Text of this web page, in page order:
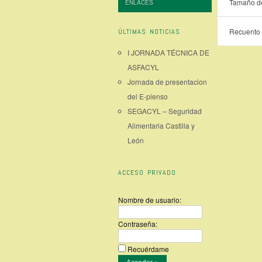
ENLACES
ÚLTIMAS NOTICIAS
I JORNADA TÉCNICA DE
ASFACYL
Jornada de presentacion
del E-pienso
SEGACYL – Seguridad
Alimentaria Castilla y
León
ACCESO PRIVADO
Nombre de usuario:
Contraseña:
Recuérdame
Tamaño